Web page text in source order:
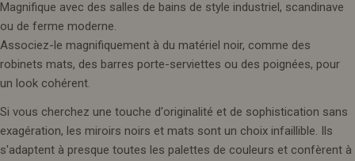
Magnifique avec des salles de bains de style industriel, scandinave
ou de ferme moderne.
Associez-le magnifiquement à du matériel noir, comme des
robinets mats, des barres porte-serviettes ou des poignées, pour
un look cohérent.
Si vous cherchez une touche d'originalité et de sophistication sans
exagération, les miroirs noirs et mats sont un choix infaillible. Ils
s'adaptent à presque toutes les palettes de couleurs et confèrent à